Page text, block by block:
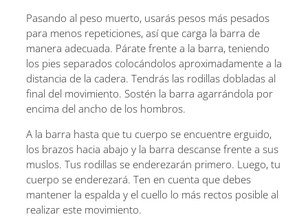
Pasando al peso muerto, usarás pesos más pesados
para menos repeticiones, así que carga la barra de
manera adecuada. Párate frente a la barra, teniendo
los pies separados colocándolos aproximadamente a la
distancia de la cadera. Tendrás las rodillas dobladas al
final del movimiento. Sostén la barra agarrándola por
encima del ancho de los hombros.
A la barra hasta que tu cuerpo se encuentre erguido,
los brazos hacia abajo y la barra descanse frente a sus
muslos. Tus rodillas se enderezarán primero. Luego, tu
cuerpo se enderezará. Ten en cuenta que debes
mantener la espalda y el cuello lo más rectos posible al
realizar este movimiento.